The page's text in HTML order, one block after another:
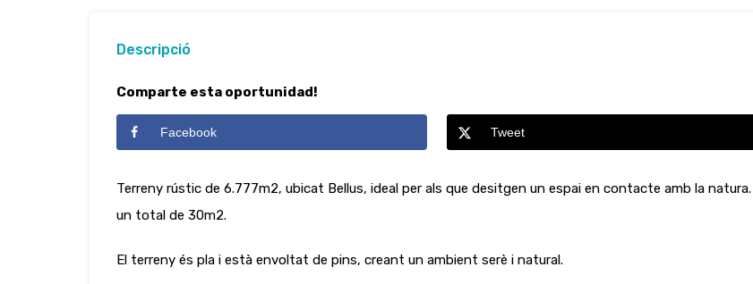
Descripció
Comparte esta oportunidad!
Facebook Tweet
Terreny rústic de 6.777m2, ubicat Bellus, ideal per als que desitgen un espai en contacte amb la
un total de 30m2.
El terreny és pla i està envoltat de pins, creant un ambient serè i natural.